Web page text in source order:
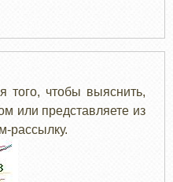
того, чтобы выяснить,
или представляете из
рассылку.